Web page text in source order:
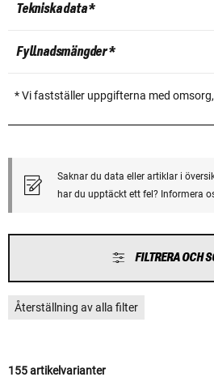
Tekniska data *
Fyllnadsmängder *
* Vi fastställer uppgifterna med
Saknar du data eller artiklar i
har du upptäckt ett fel? Informera
FILTRERA OCH
Återställning av alla filter
155 artikelvarianter